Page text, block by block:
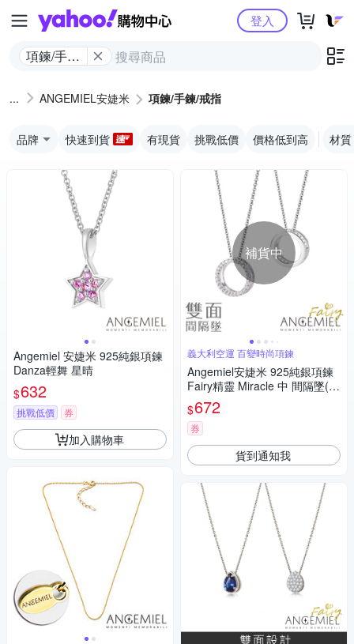
Yahoo購物中心
項鍊/手鍊/
登入
ANGEMIEL安婕米 項鍊/手鍊/戒指
品牌 快速到貨 有現貨 挑戰低價 價格低到高 材質
Angemiel 安婕米 925純銀項鍊
Danza輕舞 星晴
$632
挑戰低價 券
加入購物車
補貨中
義大利空運 百變時尚項鍊
Angemiel安婕米 925純銀項鍊
Fairy精靈 Miracle 中 間隔墜(白
鑽.銀)
$672
券
貨到通知我